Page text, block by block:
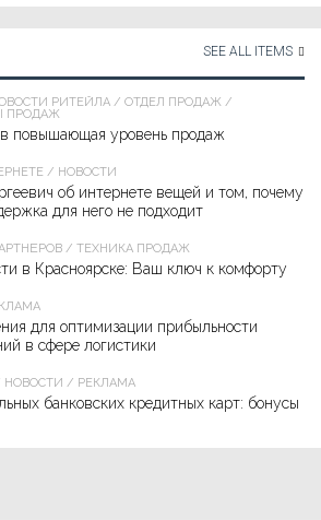
SEE ALL ITEMS
РИТЕЙЛА / ОТДЕЛ ПРОДАЖ /
ПРОДАЖ
повышающая уровень продаж
/ НОВОСТИ
об интернете вещей и том, почему
для него не подходит
/ ТЕХНИКА ПРОДАЖ
в Красноярске: Ваш ключ к комфорту
для оптимизации прибыльности
в сфере логистики
НОВОСТИ / РЕКЛАМА
банковских кредитных карт: бонусы